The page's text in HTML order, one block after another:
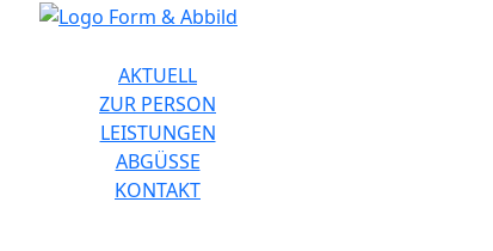
AKTUELL
ZUR PERSON
LEISTUNGEN
ABGÜSSE
KONTAKT